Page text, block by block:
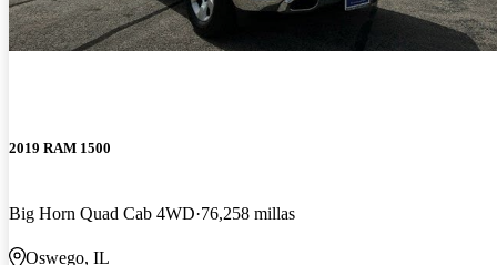
2019 RAM 1500
Big Horn Quad Cab 4WD 76,258 millas
Oswego, IL